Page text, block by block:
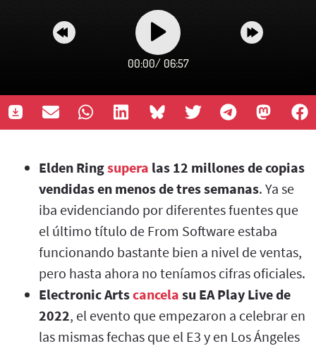
00:00/ 06:57
Elden Ringsupera las 12 millones de copias
vendidas en menos de tres semanas. Ya se
iba evidenciando por diferentes fuentes que
el último título de From Software estaba
funcionando bastante bien a nivel de ventas,
pero hasta ahora no teníamos cifras oficiales.
Electronic Artscancela su EA Play Live de
2022, el evento que empezaron a celebrar en
las mismas fechas que el E3 y en Los Ángeles